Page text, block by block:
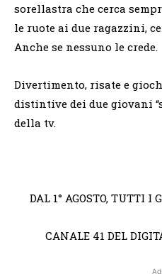
sorellastra che cerca
le ruote ai due ragazzini,
Anche se nessuno le crede.
Divertimento, risate e
distintive dei due giovani
della tv.
DAL 1° AGOSTO, TUTTI I
CANALE 41 DEL